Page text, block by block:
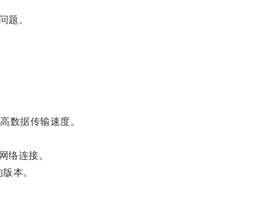
题。
数据传输速度。
络连接。
本。